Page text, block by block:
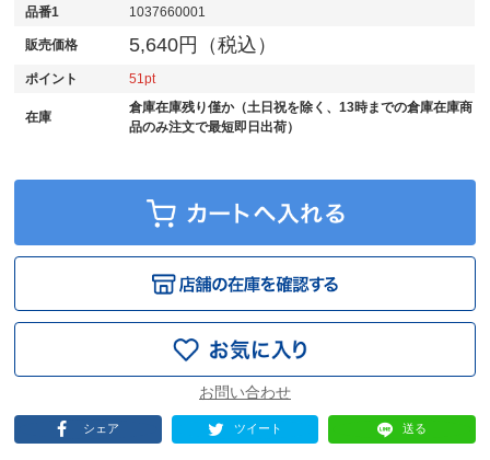
品番1
1037660001
販売価格 5,640円（税込）
ポイント 51
在庫
倉庫在庫残り僅か（土日祝を除く、13時までの倉庫在庫商
品のみ注文で最短即日出荷）
シェア ツイート 送る